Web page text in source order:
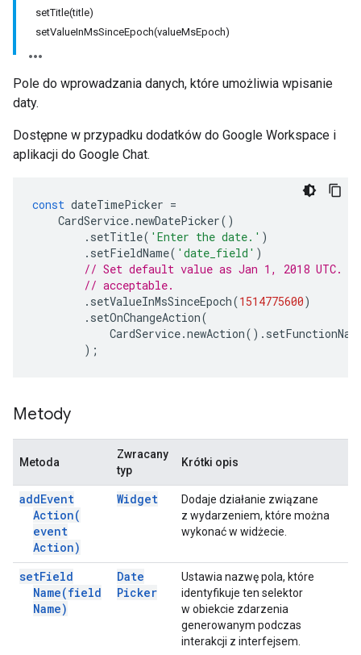
setTitle(title)
setValueInMsSinceEpoch(valueMsEpoch)
Pole do wprowadzania danych, które umożliwia wpisanie
daty.
Dostępne w przypadku dodatków do Google Workspace i
aplikacji do Google Chat.
const dateTimePicker =
CardService.newDatePicker()
. setTitle( 'Enter the date.' )
. setFieldName( 'date_field' )
// Set default value as Jan 1, 2018 UTC.
// acceptable.
. setValueInMsSinceEpoch(1514775600)
. setOnChangeAction(
CardService.newAction().
);
Metody
Metoda
Zwracany
typ
Krótki opis
addEvent
Action(
event
Action)
Widget
Dodaje działanie związane
z wydarzeniem, które można
wykonać w widżecie.
setField
Name(field
Name)
Date
Picker
Ustawia nazwę pola, które
identyfikuje ten selektor
w obiekcie zdarzenia
generowanym podczas
interakcji z interfejsem.